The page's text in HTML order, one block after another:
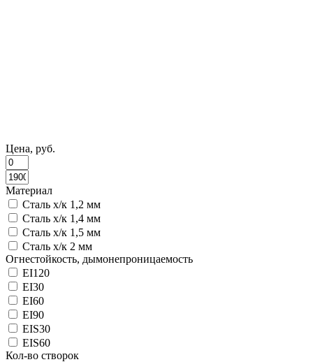
Цена, руб.
Материал
Сталь х/к 1,2 мм
Сталь х/к 1,4 мм
Сталь х/к 1,5 мм
Сталь х/к 2 мм
Огнестойкость, дымонепроницаемость
EI120
EI30
EI60
EI90
EIS30
EIS60
Кол-во створок